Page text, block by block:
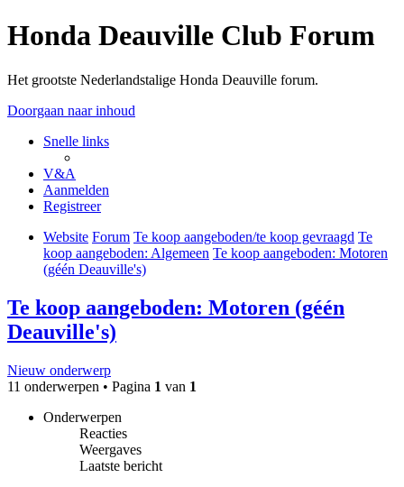
Honda Deauville Club Forum
Het grootste Nederlandstalige Honda Deauville forum.
Doorgaan naar inhoud
Snelle links
V&A
Aanmelden
Registreer
Website Forum Te koop aangeboden/te koop gevraagd Te
koop aangeboden: Algemeen Te koop aangeboden: Motoren
(géén Deauville's)
Te koop aangeboden: Motoren (géén
Deauville's)
Nieuw onderwerp
11 onderwerpen • Pagina 1 van 1
Onderwerpen
Reacties
Weergaves
Laatste bericht